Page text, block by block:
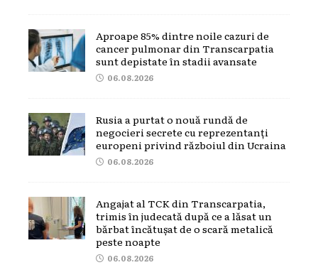
Aproape 85% dintre noile cazuri de
cancer pulmonar din Transcarpatia
sunt depistate în stadii avansate
06.08.2026
Rusia a purtat o nouă rundă de
negocieri secrete cu reprezentanți
europeni privind războiul din Ucraina
06.08.2026
Angajat al TCK din Transcarpatia,
trimis în judecată după ce a lăsat un
bărbat încătușat de o scară metalică
peste noapte
06.08.2026